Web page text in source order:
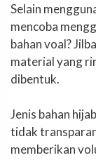
Selain
mencoba
bahan voal?
material yang
dibentuk.
Jenis bahan
tidak
memberikan